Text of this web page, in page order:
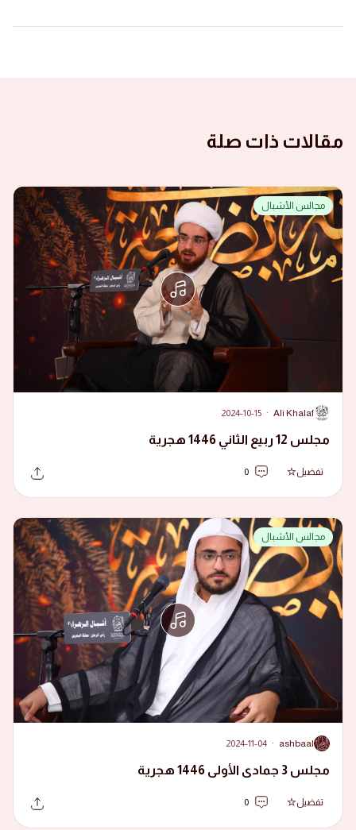
مقالات ذات صلة
مجالس الأشبال
A
Ali Khalaf
·
2024-10-15
مجلس 12 ربيع الثاني 1446 هجرية
تفضيل 0
مجالس الأشبال
A
ashbaal
·
2024-11-04
مجلس 3 جمادى الأولى 1446 هجرية
تفضيل 0